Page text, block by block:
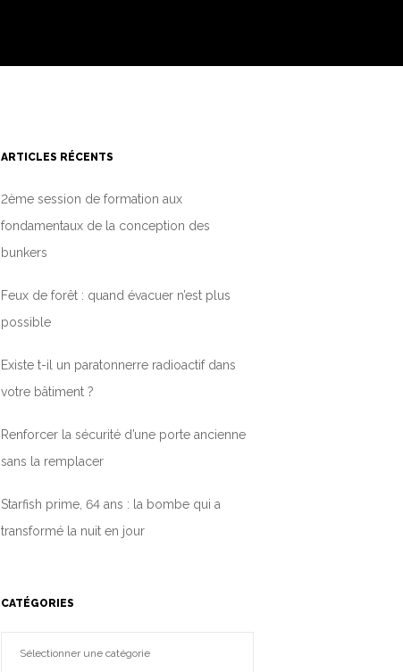
ARTICLES RÉCENTS
2ème session de formation aux
fondamentaux de la conception des
bunkers
Feux de forêt : quand évacuer n’est plus
possible
Existe t-il un paratonnerre radioactif dans
votre bâtiment ?
Renforcer la sécurité d’une porte ancienne
sans la remplacer
Starfish prime, 64 ans : la bombe qui a
transformé la nuit en jour
CATÉGORIES